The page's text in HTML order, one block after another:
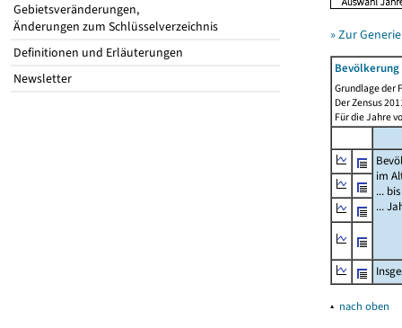
Gebietsveränderungen,
Änderungen zum Schlüsselverzeichnis
Definitionen und Erläuterungen
Newsletter
» Zur
Grundlage der
Der Zensus
Für die Jahre
im
...
...
▴ nach oben